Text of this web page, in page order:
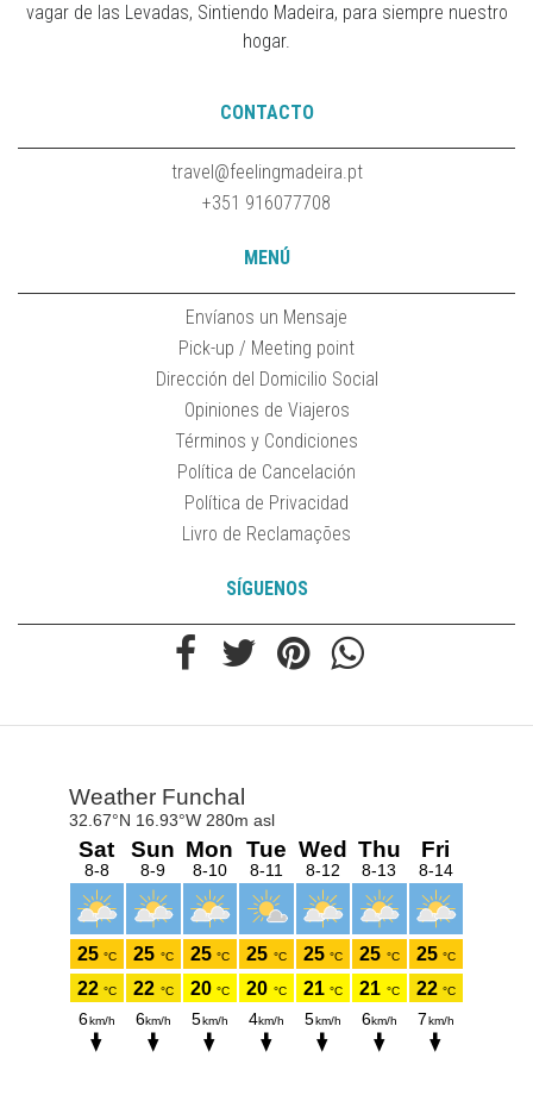
vagar de las Levadas, Sintiendo Madeira, para siempre nuestro
hogar.
CONTACTO
travel@feelingmadeira.pt
+351 916077708
MENÚ
Envíanos un Mensaje
Pick-up / Meeting point
Dirección del Domicilio Social
Opiniones de Viajeros
Términos y Condiciones
Política de Cancelación
Política de Privacidad
Livro de Reclamações
SÍGUENOS